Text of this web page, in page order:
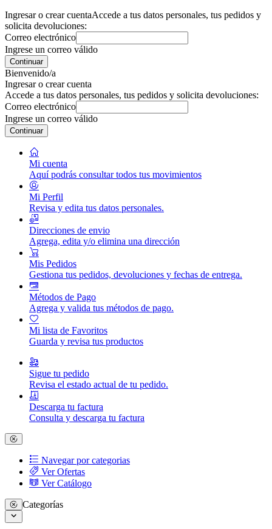
Ingresar o crear cuentaAccede a tus datos personales, tus pedidos y
solicita devoluciones:
Correo electrónico
Ingrese un correo válido
Continuar
Bienvenido/a
Ingresar o crear cuenta
Accede a tus datos personales, tus pedidos y solicita devoluciones:
Correo electrónico
Ingrese un correo válido
Continuar
Mi cuenta
Aquí podrás consultar todos tus movimientos
Mi Perfil
Revisa y edita tus datos personales.
Direcciones de envio
Agrega, edita y/o elimina una dirección
Mis Pedidos
Gestiona tus pedidos, devoluciones y fechas de entrega.
Métodos de Pago
Agrega y valida tus métodos de pago.
Mi lista de Favoritos
Guarda y revisa tus productos
Sigue tu pedido
Revisa el estado actual de tu pedido.
Descarga tu factura
Consulta y descarga tu factura
Navegar por categorias
Ver Ofertas
Ver Catálogo
Categorías